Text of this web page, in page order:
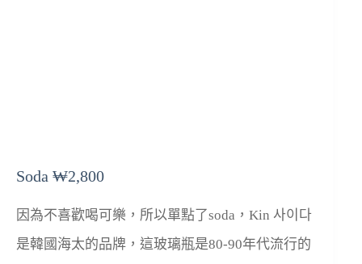
Soda ₩2,800
因為不喜歡喝可樂，所以單點了soda，Kin 사이다
是韓國海太的品牌，這玻璃瓶是80-90年代流行的